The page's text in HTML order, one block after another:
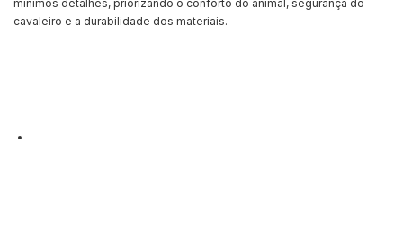
mínimos detalhes, priorizando o conforto do animal, segurança do
cavaleiro e a durabilidade dos materiais.